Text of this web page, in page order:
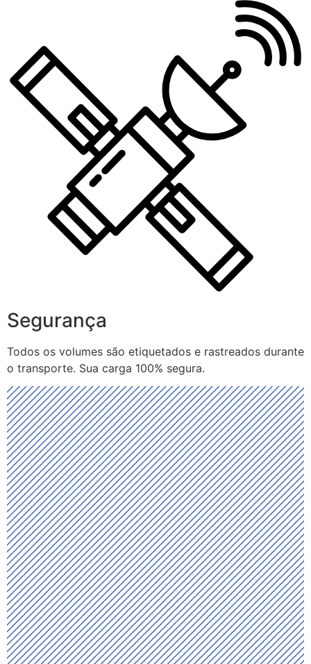
Segurança
Todos os volumes são etiquetados e rastreados durante
o transporte. Sua carga 100% segura.